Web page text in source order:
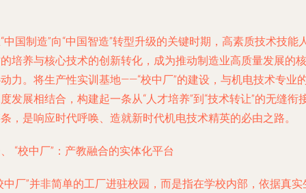
中国制造”向“中国智造”转型升级的关键时期，高素质技术技能
培养与核心技术的创新转化，成为推动制造业高质量发展的核
力。将生产性实训基地——“校中厂”的建设，与机电技术专业
发展相结合，构建起一条从“人才培养”到“技术转让”的无缝衔
，是响应时代呼唤、造就新时代机电技术精英的必由之路。
“校中厂”：产教融合的实体化平台
中厂”并非简单的工厂进驻校园，而是指在学校内部，依据真实